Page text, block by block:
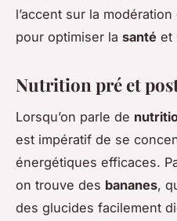
l’accent sur la
pour optimiser la santé et
Nutrition pré et
Lorsqu’on parle de
est impératif de se
énergétiques efficaces.
on trouve des bananes,
des glucides facilement